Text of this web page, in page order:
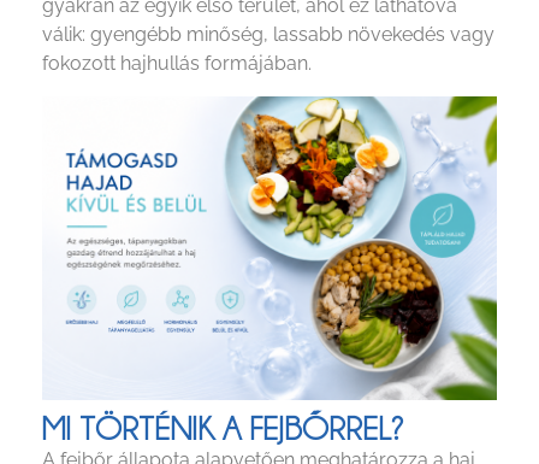
gyakran az egyik első terület, ahol ez láthatóvá
válik: gyengébb minőség, lassabb növekedés vagy
fokozott hajhullás formájában.
MI TÖRTÉNIK A FEJBŐRREL?
A fejbőr állapota alapvetően meghatározza a haj